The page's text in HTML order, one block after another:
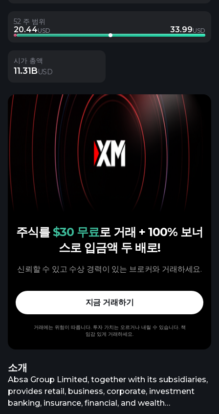
52 주 범위
20.44USD 33.99USD
시가 총액
11.31BUSD
소개
Absa Group Limited, together with its subsidiaries,
provides retail, business, corporate, investment
banking, insurance, financial, and wealth
주식를 $30 무료로 거래 + 100% 보너
스로 입금액 두 배로!
신뢰할 수 있고 수상 경력이 있는 브로커와 거래하세요.
지금 거래하기
거래에는 위험이 따릅니다. 투자 가치는 오르거나 내릴 수 있습니다. 책
임감 있게 거래하세요.